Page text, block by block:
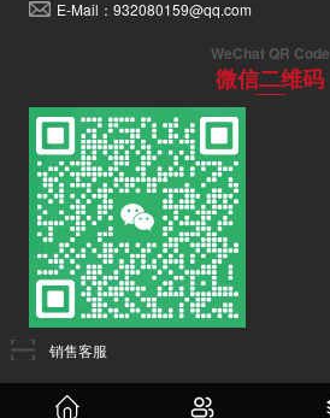
E-Mail：932080159@qq.com
WeChat QR Code
微信二维码
销售客服